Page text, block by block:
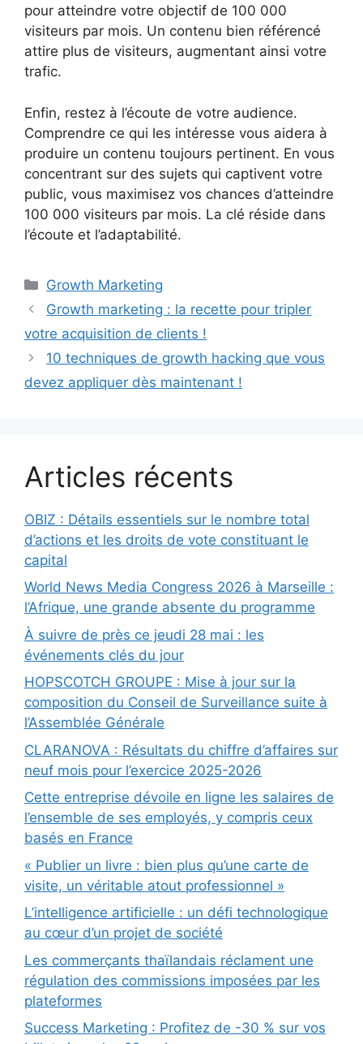
pour atteindre votre objectif de 100 000
visiteurs par mois. Un contenu bien référencé
attire plus de visiteurs, augmentant ainsi votre
trafic.
Enfin, restez à l’écoute de votre audience.
Comprendre ce qui les intéresse vous aidera à
produire un contenu toujours pertinent. En vous
concentrant sur des sujets qui captivent votre
public, vous maximisez vos chances d’atteindre
100 000 visiteurs par mois. La clé réside dans
l’écoute et l’adaptabilité.
Catégories
Growth Marketing
Growth marketing : la recette pour tripler
votre acquisition de clients !
10 techniques de growth hacking que vous
devez appliquer dès maintenant !
Articles récents
OBIZ : Détails essentiels sur le nombre total
d’actions et les droits de vote constituant le
capital
World News Media Congress 2026 à Marseille :
l’Afrique, une grande absente du programme
À suivre de près ce jeudi 28 mai : les
événements clés du jour
HOPSCOTCH GROUPE : Mise à jour sur la
composition du Conseil de Surveillance suite à
l’Assemblée Générale
CLARANOVA : Résultats du chiffre d’affaires sur
neuf mois pour l’exercice 2025-2026
Cette entreprise dévoile en ligne les salaires de
l’ensemble de ses employés, y compris ceux
basés en France
« Publier un livre : bien plus qu’une carte de
visite, un véritable atout professionnel »
L’intelligence artificielle : un défi technologique
au cœur d’un projet de société
Les commerçants thaïlandais réclament une
régulation des commissions imposées par les
plateformes
Success Marketing : Profitez de -30 % sur vos